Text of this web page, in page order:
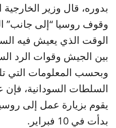
بدوره، قال وزير الخارجية
وقوف روسيا “إلى جانب”
الوقت الذي يعيش فيه
بين الجيش وقوات الرد
وبحسب المعلومات التي
السلطات السودانية،
يقوم بزيارة عمل إلى
بدأت في 10 فبراير.